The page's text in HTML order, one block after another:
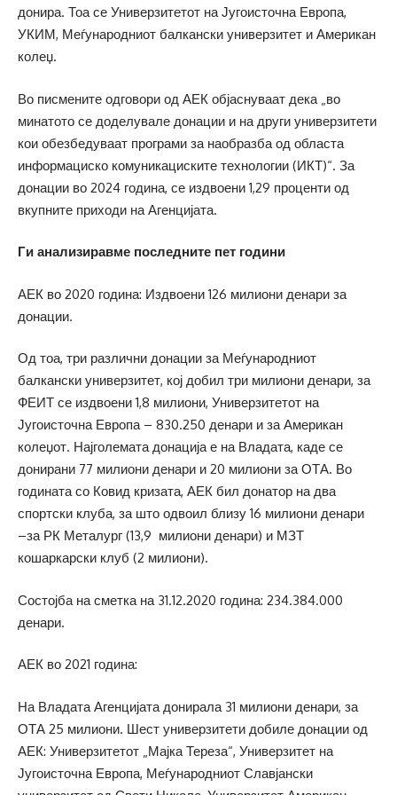
донира. Тоа се Универзитетот на Југоисточна Европа,
УКИМ, Меѓународниот балкански универзитет и Американ
колеџ.
Во писмените одговори од АЕК објаснуваат дека „во
минатото се доделувале донации и на други универзитети
кои обезбедуваат програми за наобразба од областа
информациско комуникациските технологии (ИКТ)“. За
донации во 2024 година, се издвоени 1,29 проценти од
вкупните приходи на Агенцијата.
Ги анализиравме последните пет години
АЕК во 2020 година: Издвоени 126 милиони денари за
донации.
Од тоа, три различни донации за Меѓународниот
балкански универзитет, кој добил три милиони денари, за
ФЕИТ се издвоени 1,8 милиони, Универзитетот на
Југоисточна Европа – 830.250 денари и за Американ
колеџот. Најголемата донација е на Владата, каде се
донирани 77 милиони денари и 20 милиони за ОТА. Во
годината со Ковид кризата, АЕК бил донатор на два
спортски клуба, за што одвоил близу 16 милиони денари
–за РК Металург (13,9 милиони денари) и МЗТ
кошаркарски клуб (2 милиони).
Состојба на сметка на 31.12.2020 година: 234.384.000
денари.
АЕК во 2021 година:
На Владата Агенцијата донирала 31 милиони денари, за
ОТА 25 милиони. Шест универзитети добиле донации од
АЕК: Универзитетот „Мајка Тереза“, Универзитет на
Југоисточна Европа, Меѓународниот Славјански